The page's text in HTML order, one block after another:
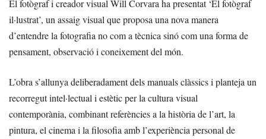
El fotògraf i creador visual Will Corvara ha presentat ‘El fotògraf
il·lustrat’, un assaig visual que proposa una nova manera
d’entendre la fotografia no com a tècnica sinó com una forma de
pensament, observació i coneixement del món.
L’obra s’allunya deliberadament dels manuals clàssics i planteja un
recorregut intel·lectual i estètic per la cultura visual
contemporània, combinant referències a la història de l’art, la
pintura, el cinema i la filosofia amb l’experiència personal de